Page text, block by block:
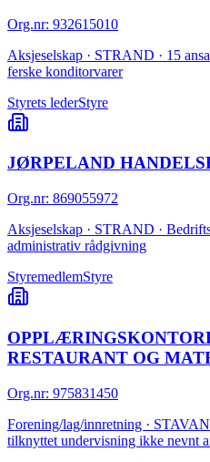
Org.nr: 932615010
Aksjeselskap · STRAND · 15
ferske konditorvarer
Styrets lederStyre
JØRPELAND
Org.nr: 869055972
Aksjeselskap · STRAND ·
administrativ rådgivning
StyremedlemStyre
RESTAURANT OG
Org.nr: 975831450
Forening/lag/innretning ·
tilknyttet undervisning ikke nevnt